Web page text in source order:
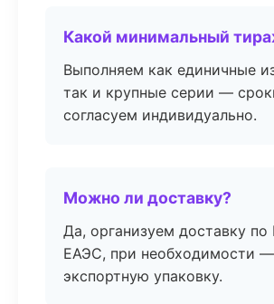
Какой минимальный
Выполняем как единичные
так и крупные серии —
согласуем индивидуально.
Можно ли доставку?
Да, организуем доставку
ЕАЭС, при необходимости —
экспортную упаковку.